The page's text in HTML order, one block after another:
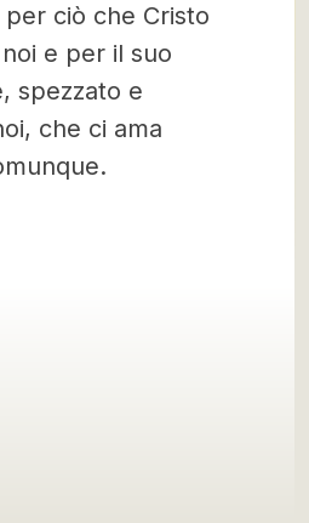
per ciò che Cristo
e per il suo
spezzato e
che ci ama